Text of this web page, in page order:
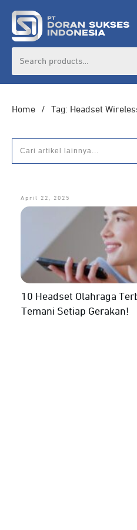
Home / Tag: Headset
April 22, 2025
10 Headset Olahraga
Temani Setiap Gerakan!